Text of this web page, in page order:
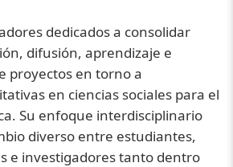
dedicados a consolidar
difusión, aprendizaje e
proyectos en torno a
en ciencias sociales para el
Su enfoque interdisciplinario
diverso entre estudiantes,
e investigadores tanto dentro